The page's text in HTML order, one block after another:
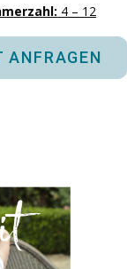
4 – 12
ANFRAGEN